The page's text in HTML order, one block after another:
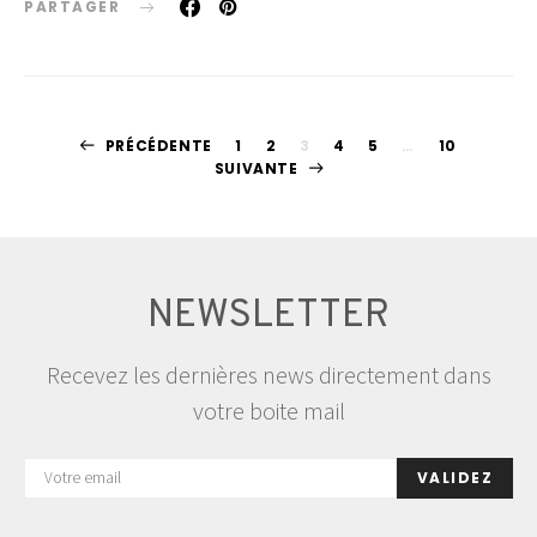
PARTAGER
Pagination
PRÉCÉDENTE 1 2 3 4 5 …
10
SUIVANTE
NEWSLETTER
Recevez les dernières news directement dans
votre boite mail
VALIDEZ